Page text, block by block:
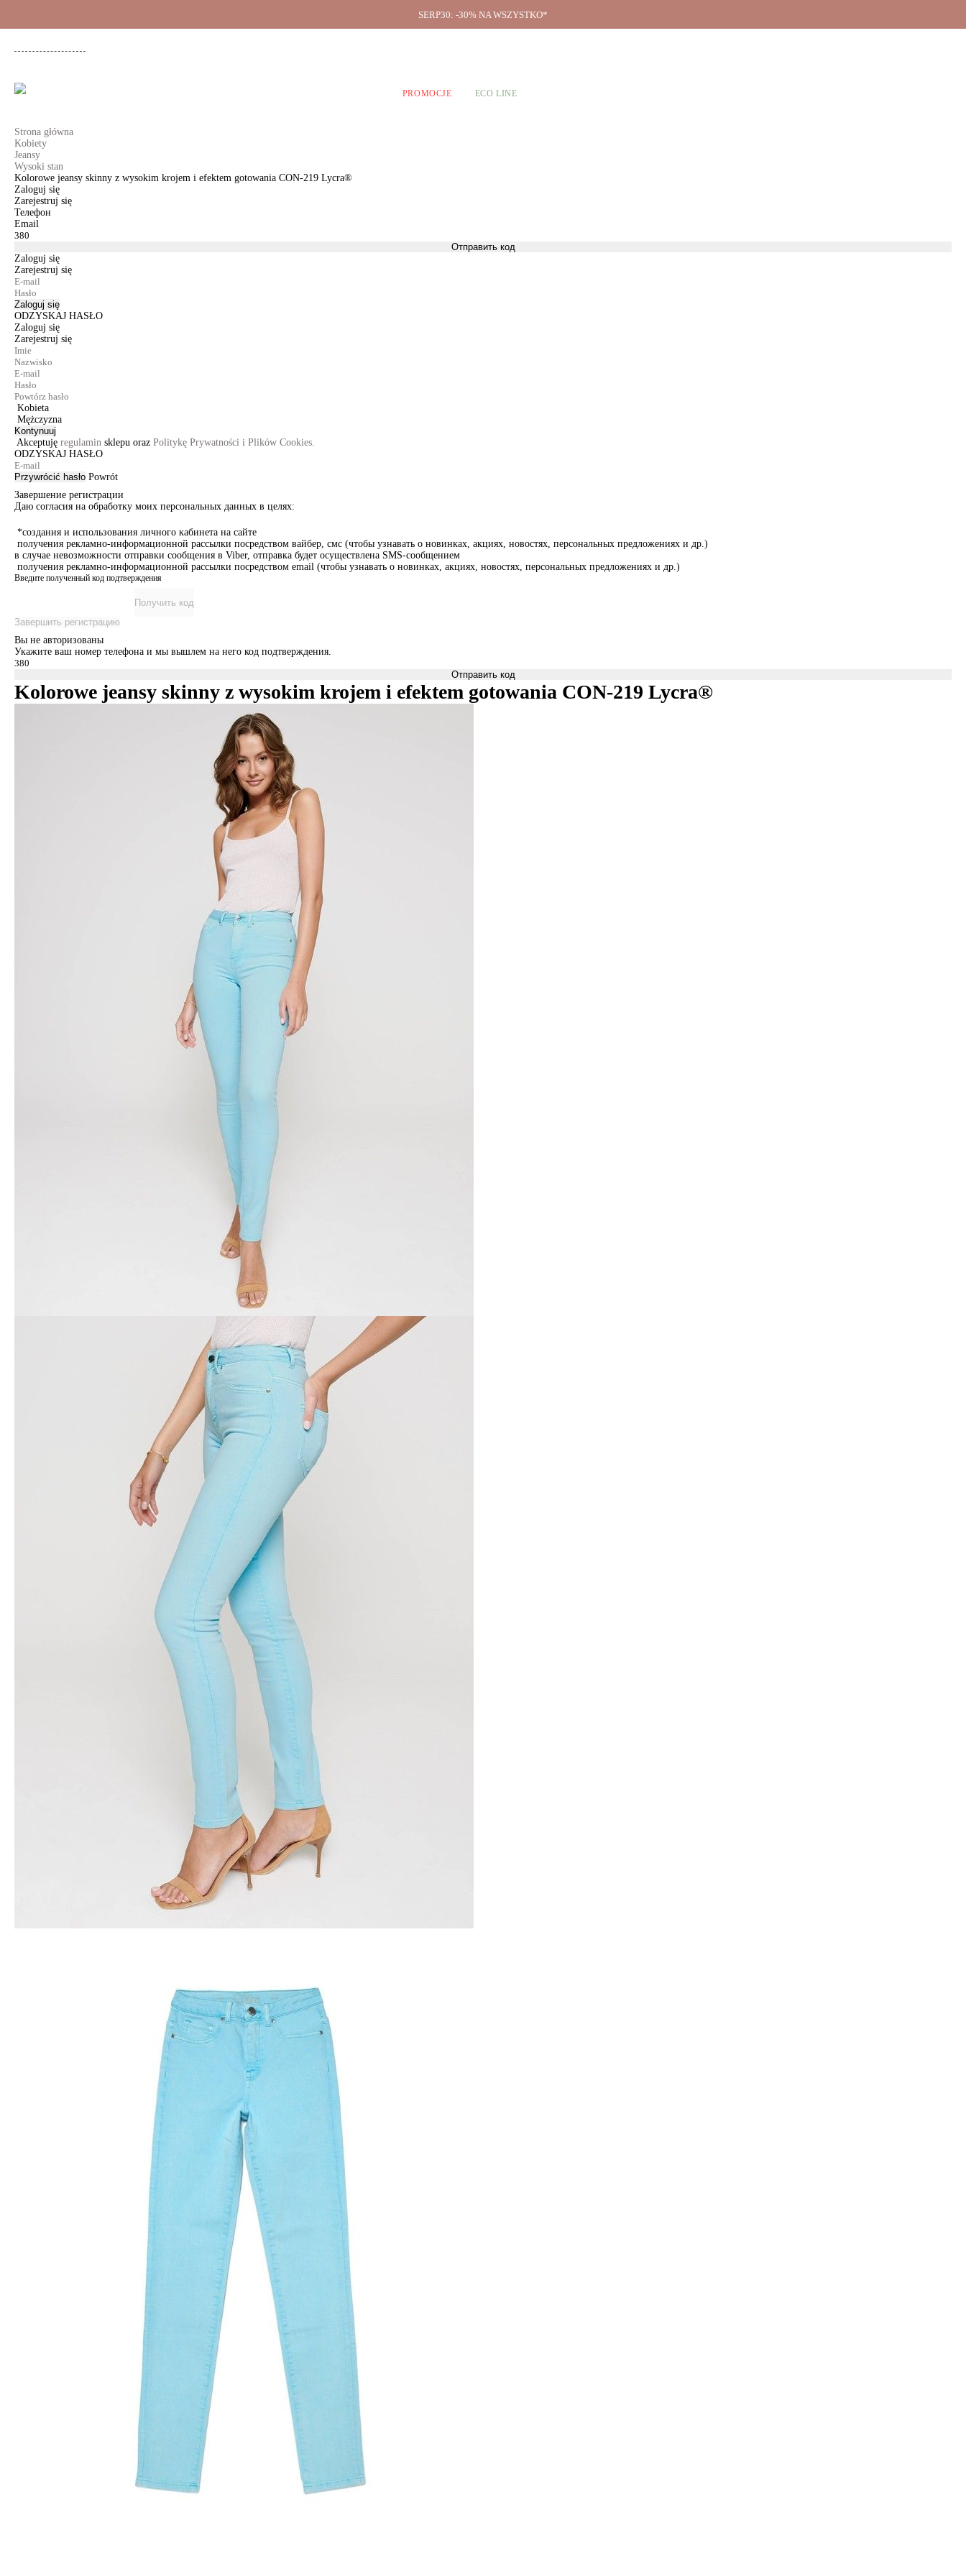
SERP30: -30% NA WSZYSTKO*
PROMOCJE ECO LINE
Strona główna
Kobiety
Jeansy
Wysoki stan
Kolorowe jeansy skinny z wysokim krojem i efektem gotowania CON-219 Lycra®
Zaloguj się
Zarejestruj się
Телефон
Email
Отправить код
Zaloguj się
Zarejestruj się
Zaloguj się
ODZYSKAJ HASŁO
Zaloguj się
Zarejestruj się
Kobieta
Mężczyzna
Kontynuuj
Akceptuję regulamin sklepu oraz Politykę Prywatności i Plików Cookies.
ODZYSKAJ HASŁO
Przywrócić hasło Powrót
Завершение регистрации
Даю согласия на обработку моих персональных данных в целях:
*создания и использования личного кабинета на сайте
получения рекламно-информационной рассылки посредством вайбер, смс (чтобы узнавать о новинках, акциях, новостях, персональных предложениях и др.)
в случае невозможности отправки сообщения в Viber, отправка будет осуществлена SMS-сообщением
получения рекламно-информационной рассылки посредством email (чтобы узнавать о новинках, акциях, новостях, персональных предложениях и др.)
Введите полученный код подтверждения
Получить код
Завершить регистрацию
Вы не авторизованы
Укажите ваш номер телефона и мы вышлем на него код подтверждения.
Отправить код
Kolorowe jeansy skinny z wysokim krojem i efektem gotowania CON-219 Lycra®